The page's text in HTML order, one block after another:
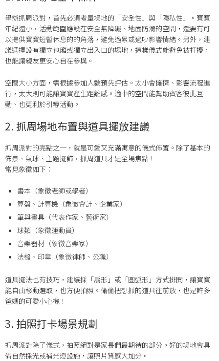
舉辦抓周派對，首先必須考量場地的「安全性」與「隱私性」。寶寶
年紀還小，活動範圍應設在安全無障礙、地面防滑的空間，還要有可
以提供寶寶短暫休息的的角落，避免過累或過吵影響情緒。另外，建
議選擇設有獨立包廂或獨立出入口的場地，這樣儀式能避免被打擾，
也能讓親友更安心自在參與。
空間大小方面，需根據參加人數預先評估。太小會擁擠、影響流程進
行，太大則可能讓寶寶產生距離感。適中的空間能幫助賓客彼此互
動、也更利於引導活動。
2. 抓周場地布置與道具擺放建議
抓周派對的亮點之一，就是可愛又充滿寓意的儀式佈置。除了基本的
佈景、氣球、主題擺飾，抓周道具才是全場焦點！
常見象徵如下：
書本（象徵老師或學者）
算盤、計算機（象徵會計、企業家）
筆與畫具（代表作家、藝術家）
球類（象徵運動員）
音樂器材（象徵音樂家）
法槌、印章（象徵律師、公職）
道具擺法也有技巧，建議採「扇形」或「圓弧形」方式排開，讓寶寶
能自由移動選取，也方便拍照。偷偷把想抓的道具往前放，也是許多
爸媽的可愛小心機！
3. 拍照打卡場景規劃
抓周派對除了儀式，拍照絕對是家長們最期待的部分。好的場地會具
備自然採光或補光燈設施，讓照片質感大加分。